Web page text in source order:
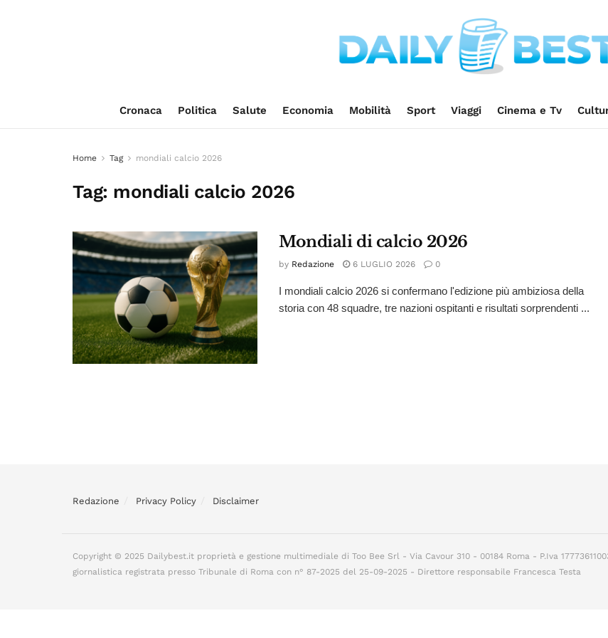
Cronaca Politica Salute Economia Mobilità Sport Viaggi Cinema e Tv
Home Tag mondiali calcio 2026
Tag: mondiali calcio 2026
Mondiali di calcio 2026
by Redazione 6 LUGLIO 2026 0
I mondiali calcio 2026 si confermano l'edizione più ambiziosa della
storia con 48 squadre, tre nazioni ospitanti e risultati sorprendenti ...
Redazione Privacy Policy Disclaimer
Copyright © 2025 Dailybest.it proprietà e gestione multimediale di Too Bee Srl - Via Cavour 310 - 00184 Roma - P.Iva
giornalistica registrata presso Tribunale di Roma con n° 87-2025 del 25-09-2025 - Direttore responsabile Francesca Testa